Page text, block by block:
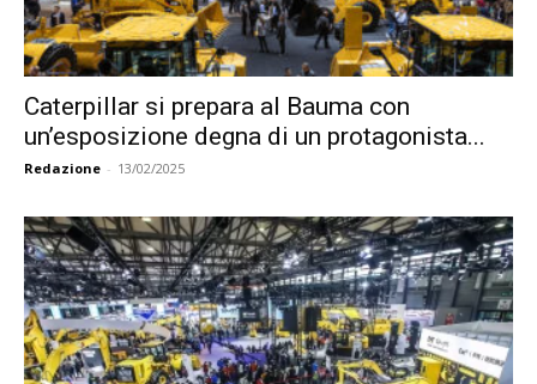
Caterpillar si prepara al Bauma con
un’esposizione degna di un protagonista...
Redazione - 13/02/2025